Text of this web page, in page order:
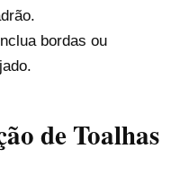
bordas ou
de Toalhas